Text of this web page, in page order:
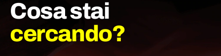
Cosa stai
cercando?